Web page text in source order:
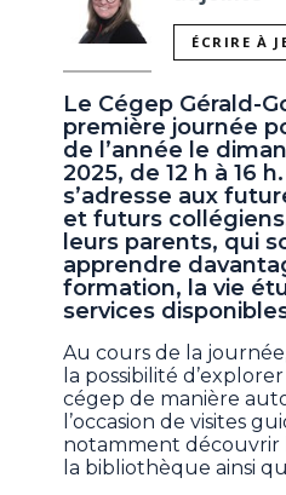
ÉCRIRE À
Le Cégep Gérald-
première journée
de l’année le
2025, de 12 h à 16
s’adresse aux
et futurs
leurs parents, qui
apprendre
formation, la vie
services
Au cours de la
la possibilité
cégep de manière
l’occasion de visites
notamment découvrir
la bibliothèque ainsi